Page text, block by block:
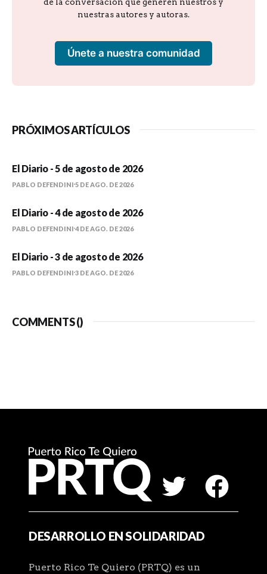
nuestras autores y autoras.
Únete a nuestra comunidad
PRÓXIMOS ARTÍCULOS
El Diario - 5 de agosto de 2026
PABLO DEFENDINI 5 DE AGO. DE 2026
El Diario - 4 de agosto de 2026
PABLO DEFENDINI 4 DE AGO. DE 2026
El Diario - 3 de agosto de 2026
PABLO DEFENDINI 3 DE AGO. DE 2026
COMMENTS ()
DESARROLLO EN SOLIDARIDAD
Puerto Rico Te Quiero (PRTQ) es un